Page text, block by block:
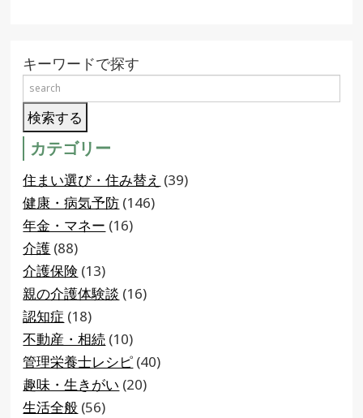
キーワードで探す
カテゴリー
住まい選び・住み替え (39)
健康・病気予防 (146)
年金・マネー (16)
介護 (88)
介護保険 (13)
親の介護体験談 (16)
認知症 (18)
不動産・相続 (10)
管理栄養士レシピ (40)
趣味・生きがい (20)
生活全般 (56)